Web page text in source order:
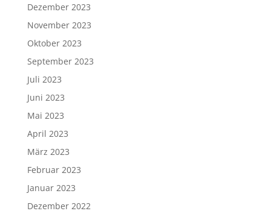
Dezember 2023
November 2023
Oktober 2023
September 2023
Juli 2023
Juni 2023
Mai 2023
April 2023
März 2023
Februar 2023
Januar 2023
Dezember 2022